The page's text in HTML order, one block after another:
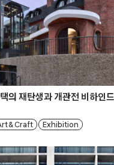
의 재탄생과 개관전 비하인드
& Craft Exhibition